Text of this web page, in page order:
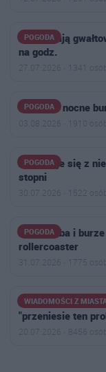
POGODA
Nadciągają
na godz.
27.07.2026 · 1341
POGODA
Najpierw nocne
03.08.2026 · 1910
POGODA
Żar poleje się z
stopni
30.07.2026 · 1522
POGODA
Żar z nieba i
rollercoaster
31.07.2026 · 1775
WIADOMOŚCI Z
Narasta konflikt
"przeniesie ten
20.07.2026 · 8456